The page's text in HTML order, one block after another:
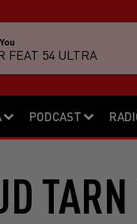
PODCAST
FEAT 54 ULTRA